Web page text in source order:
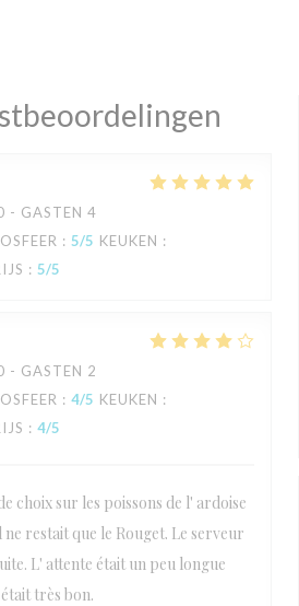
- GASTEN 4
: 5/5 KEUKEN :
: 5/5
- GASTEN 2
: 4/5 KEUKEN :
: 4/5
choix sur les poissons de l' ardoise
restait que le Rouget. Le serveur
L' attente était un peu longue
très bon.